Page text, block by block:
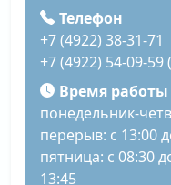
Телефон
+7 (4922) 38-31-71
+7 (4922) 54-09-59
Время работы
понедельник-
перерыв: с 13:00
пятница: с 08:30
13:45